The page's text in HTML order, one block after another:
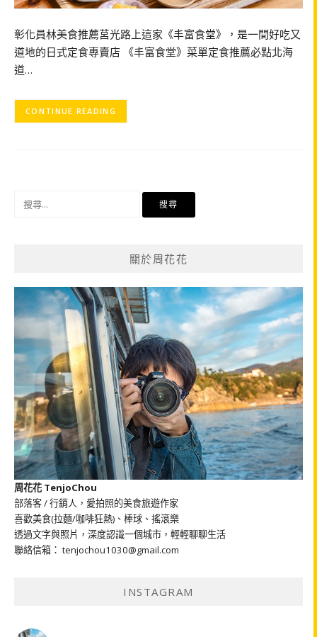
彰化員林美食推薦莒光路上這家《丰富食堂》，是一間好吃又
道地的日式定食專賣店 《丰富食堂》菜單定食推薦必點北海
道…
CONTINUE READING
關於周花花
周花花 TenjoChou
部落客 / 行銷人，愛拍照的美食旅遊作家
喜歡美食(拉麵/咖啡狂熱)、棒球、搖滾樂
透過文字與照片，深度認識一個城市，輕輕聊聊生活
聯絡信箱： tenjochou1030@gmail.com
INSTAGRAM